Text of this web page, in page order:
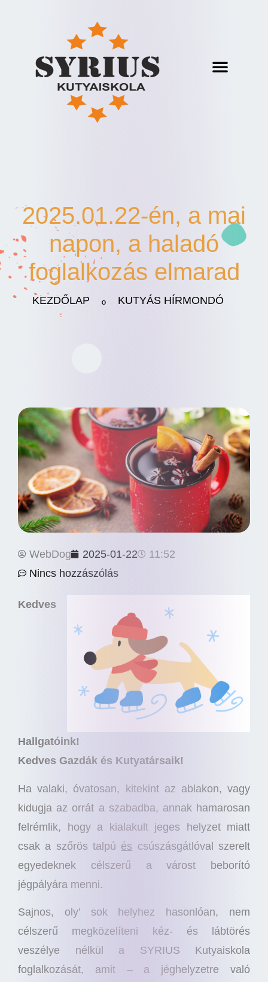
2025.01.22-én, a mai
napon, a haladó
foglalkozás elmarad
KEZDŐLAP º KUTYÁS HÍRMONDÓ
WebDog 2025-01-22
11:52
Nincs hozzászólás
Kedves
Hallgatóink!
Kedves Gazdák és Kutyatársaik!
Ha valaki, óvatosan, kitekint az ablakon, vagy
kidugja az orrát a szabadba, annak hamarosan
felrémlik, hogy a kialakult jeges helyzet miatt
csak a szőrös talpú és csúszásgátlóval szerelt
egyedeknek célszerű a várost beborító
jégpályára menni.
Sajnos, oly’ sok helyhez hasonlóan, nem
célszerű megközelíteni kéz- és lábtörés
veszélye nélkül a SYRIUS Kutyaiskola
foglalkozását, amit – a jéghelyzetre való